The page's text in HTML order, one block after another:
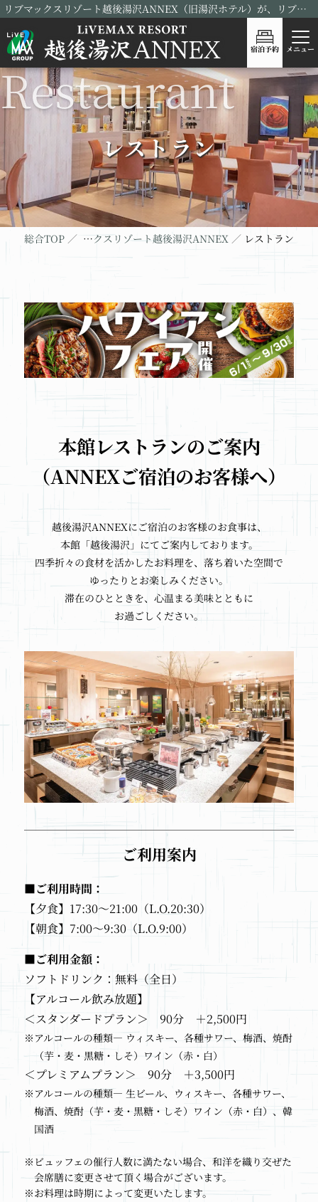
リブマックスリゾート越後湯沢ANNEX（旧湯沢ホテル）が、リブランドOPEN！
宿泊予約 メニュー
レストラン
総合TOP リブマックスリゾート越後湯沢ANNEX レストラン
本館レストランのご案内
（ANNEXご宿泊のお客様へ）
越後湯沢ANNEXにご宿泊のお客様のお食事は、
本館「越後湯沢」にてご案内しております。
四季折々の食材を活かしたお料理を、 落ち着いた空間で
ゆったりとお楽しみください。
滞在のひとときを、 心温まる美味とともに
お過ごしください。
ご利用案内
■ご利用時間：
【夕食】17:30～21:00（L.O.20:30）
【朝食】7:00～9:30（L.O.9:00）
■ご利用金額：
ソフトドリンク：無料（全日）
【アルコール飲み放題】
＜スタンダードプラン＞ 90分 ＋2,500円
※アルコールの種類― ウィスキー、各種サワー、梅酒、焼酎
（芋・麦・黒糖・しそ）ワイン（赤・白）
＜プレミアムプラン＞ 90分 ＋3,500円
※アルコールの種類― 生ビール、ウィスキー、各種サワー、
梅酒、焼酎（芋・麦・黒糖・しそ）ワイン（赤・白）、韓
国酒
※ビュッフェの催行人数に満たない場合、和洋を織り交ぜた
会席膳に変更させて頂く場合がございます。
※お料理は時期によって変更いたします。